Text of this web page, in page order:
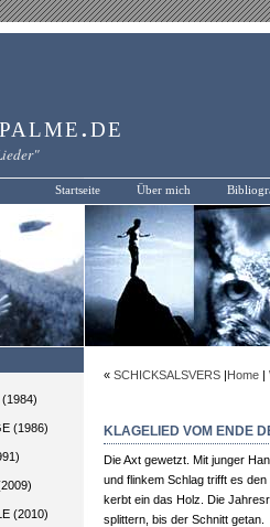
Startseite Über mich
(1986)
(2010)
« SCHICKSALSVERS |Home |
KLAGELIED VOM ENDE
Die Axt gewetzt. Mit junger
und flinkem Schlag trifft es den
kerbt ein das Holz. Die
splittern, bis der Schnitt getan.